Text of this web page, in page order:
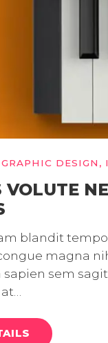
GRAPHIC DESIGN ,
VOLUTE
blandit
magna
sapien sem